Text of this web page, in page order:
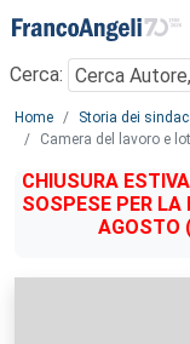
Menu
Cerca:
Main content
Home
Storia dei
Camera del lavoro e
CHIUSURA
SOSPESE PER
AGOSTO